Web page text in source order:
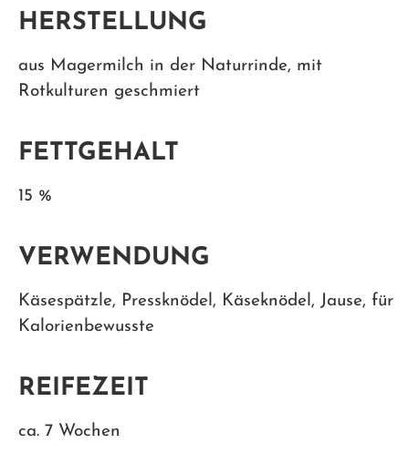
HERSTELLUNG
aus Magermilch in der Naturrinde, mit
Rotkulturen geschmiert
FETTGEHALT
15 %
VERWENDUNG
Käsespätzle, Pressknödel, Käseknödel, Jause, für
Kalorienbewusste
REIFEZEIT
ca. 7 Wochen